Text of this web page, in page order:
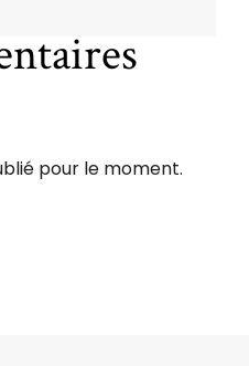
pour le moment.